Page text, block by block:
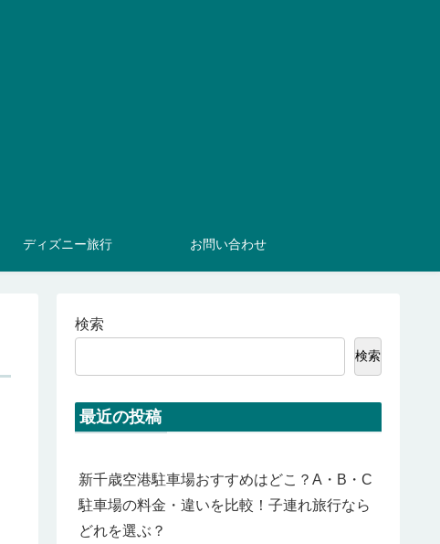
ディズニー旅行 お問い合わせ
検索
検索
最近の投稿
新千歳空港駐車場おすすめはどこ？A・B・C
駐車場の料金・違いを比較！子連れ旅行なら
どれを選ぶ？